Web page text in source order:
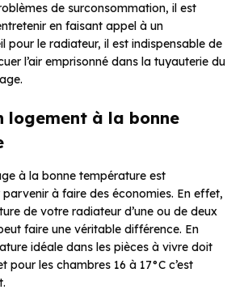
de surconsommation, il est
en faisant appel à un
pour le radiateur, il est indispensable de
l’air emprisonné dans la tuyauterie du
logement à la bonne
à la bonne température est
à faire des économies. En effet,
de votre radiateur d’une ou de deux
faire une véritable différence. En
idéale dans les pièces à vivre doit
pour les chambres 16 à 17°C c’est